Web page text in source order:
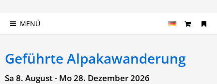
MENÜ
Geführte Alpakawanderung
Sa 8. August - Mo 28. Dezember 2026